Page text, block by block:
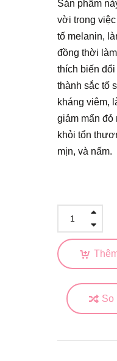
Sản phẩm
vời trong
tố melanin,
đồng thời
thích biến
thành sắc tố
kháng viêm,
giảm mẩn đỏ
khỏi tổn
mịn, và nấm.
So